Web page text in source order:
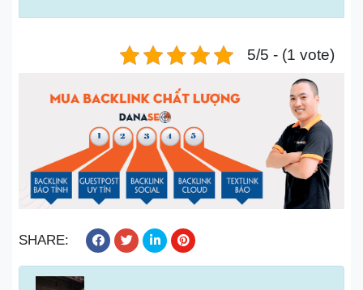
5/5 - (1 vote)
SHARE: